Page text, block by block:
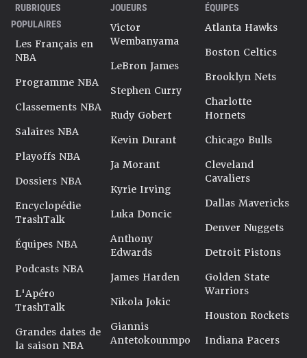
RUBRIQUES
POPULAIRES
Les Français en
NBA
Programme NBA
Classements NBA
Salaires NBA
Playoffs NBA
Dossiers NBA
Encyclopédie
TrashTalk
Équipes NBA
Podcasts NBA
L'Apéro
TrashTalk
Grandes dates de
la saison NBA
JOUEURS
Victor
Wembanyama
LeBron James
Stephen Curry
Rudy Gobert
Kevin Durant
Ja Morant
Kyrie Irving
Luka Doncic
Anthony
Edwards
James Harden
Nikola Jokic
Giannis
Antetokounmpo
ÉQUIPES
Atlanta Hawks
Boston Celtics
Brooklyn Nets
Charlotte
Hornets
Chicago Bulls
Cleveland
Cavaliers
Dallas Mavericks
Denver Nuggets
Detroit Pistons
Golden State
Warriors
Houston Rockets
Indiana Pacers